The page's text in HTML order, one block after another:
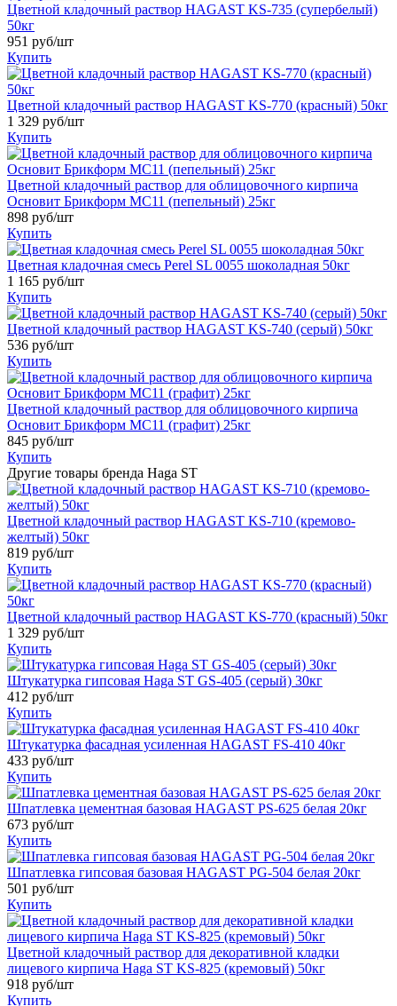
Цветной кладочный раствор HAGAST KS-735 (супербелый)
50кг
951 руб/шт
Купить
Цветной кладочный раствор HAGAST KS-770 (красный) 50кг
1 329 руб/шт
Купить
Цветной кладочный раствор для облицовочного кирпича
Основит Брикформ MC11 (пепельный) 25кг
898 руб/шт
Купить
Цветная кладочная смесь Perel SL 0055 шоколадная 50кг
1 165 руб/шт
Купить
Цветной кладочный раствор HAGAST KS-740 (серый) 50кг
536 руб/шт
Купить
Цветной кладочный раствор для облицовочного кирпича
Основит Брикформ MC11 (графит) 25кг
845 руб/шт
Купить
Другие товары бренда Haga ST
Цветной кладочный раствор HAGAST KS-710 (кремово-
желтый) 50кг
819 руб/шт
Купить
Цветной кладочный раствор HAGAST KS-770 (красный) 50кг
1 329 руб/шт
Купить
Штукатурка гипсовая Haga ST GS-405 (серый) 30кг
412 руб/шт
Купить
Штукатурка фасадная усиленная HAGAST FS-410 40кг
433 руб/шт
Купить
Шпатлевка цементная базовая HAGAST PS-625 белая 20кг
673 руб/шт
Купить
Шпатлевка гипсовая базовая HAGAST PG-504 белая 20кг
501 руб/шт
Купить
Цветной кладочный раствор для декоративной кладки
лицевого кирпича Haga ST KS-825 (кремовый) 50кг
918 руб/шт
Купить